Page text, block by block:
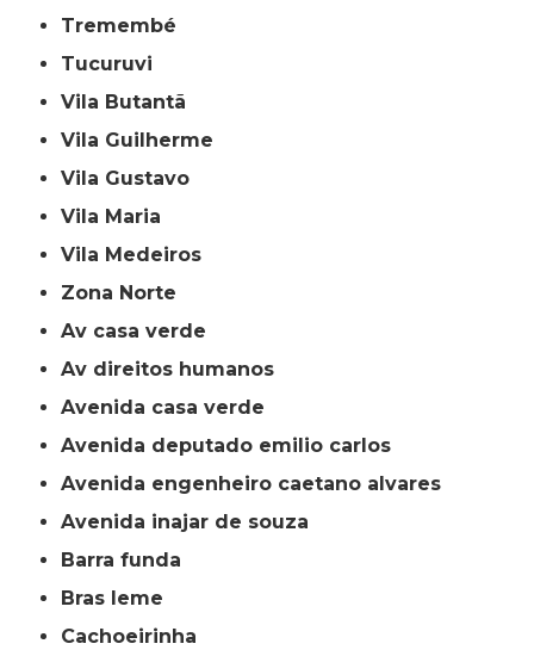
Tremembé
Tucuruvi
Vila Butantã
Vila Guilherme
Vila Gustavo
Vila Maria
Vila Medeiros
Zona Norte
av casa verde
av direitos humanos
avenida casa verde
avenida deputado emilio carlos
avenida engenheiro caetano alvares
avenida inajar de souza
barra funda
bras leme
cachoeirinha